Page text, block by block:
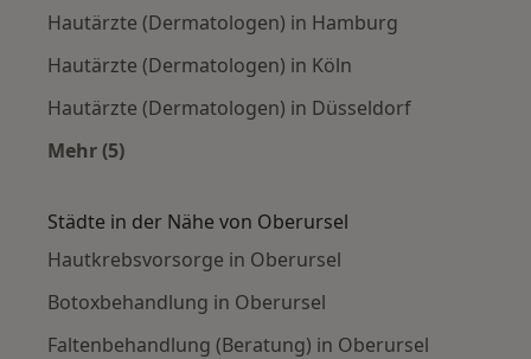
Hautärzte (Dermatologen) in Hamburg
Hautärzte (Dermatologen) in Köln
Hautärzte (Dermatologen) in Düsseldorf
Mehr (5)
Städte in der Nähe von Oberursel
Hautkrebsvorsorge in Oberursel
Botoxbehandlung in Oberursel
Faltenbehandlung (Beratung) in Oberursel